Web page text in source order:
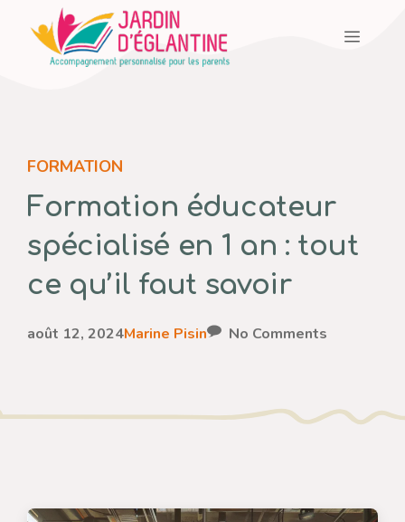
contenu
Menu
FORMATION
Formation éducateur
spécialisé en 1 an : tout
ce qu’il faut savoir
août 12, 2024Marine Pisin No Comments